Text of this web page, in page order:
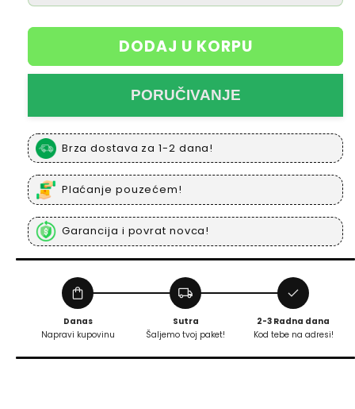
DODAJ U KORPU
PORUČIVANJE
Brza dostava za 1-2 dana!
Plaćanje pouzećem!
Garancija i povrat novca!
shopping_bag
Danas
Napravi kupovinu
local_shipping
Sutra
Šaljemo tvoj paket!
check
2-3 Radna dana
Kod tebe na adresi!